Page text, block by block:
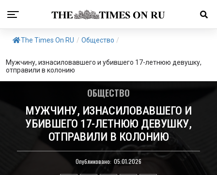
The Times On RU / Общество /
Мужчину, изнасиловавшего и убившего 17-летнюю девушку,
отправили в колонию
ОБЩЕСТВО
МУЖЧИНУ, ИЗНАСИЛОВАВШЕГО И
УБИВШЕГО 17-ЛЕТНЮЮ ДЕВУШКУ,
ОТПРАВИЛИ В КОЛОНИЮ
Опубликовано: 05.01.2026